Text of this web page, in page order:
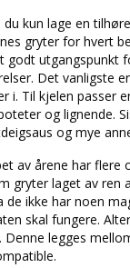
du kun lage en
gryter for hvert
godt utgangspunkt
Det vanligste
i. Til kjelen passer
og lignende.
og mye
av årene har flere
gryter laget av ren
de ikke har noen
skal fungere.
Denne legges